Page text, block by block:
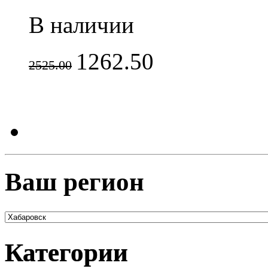
В наличии
2525.00 1262.50
Ваш регион
Категории